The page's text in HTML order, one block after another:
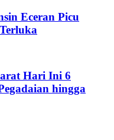
Eceran Picu
Hari Ini 6
hingga